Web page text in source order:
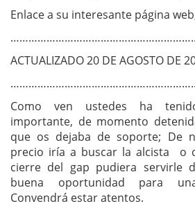
Enlace a su interesante página
ACTUALIZADO 20 DE AGOSTO DE
Como ven ustedes ha
importante, de momento
que os dejaba de soporte; De
precio iría a buscar la alcista o
cierre del gap pudiera servirle
buena oportunidad para
Convendrá estar atentos.